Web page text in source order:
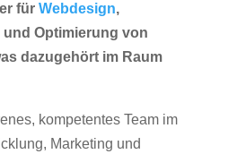
für Webdesign,
und Optimierung von
dazugehört im Raum
kompetentes Team im
Marketing und